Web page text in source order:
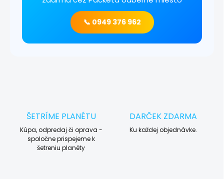
📞 0949 376 962
ŠETRÍME PLANÉTU
Kúpa, odpredaj či oprava -
spoločne prispejeme k
šetreniu planéty
DARČEK ZDARMA
Ku každej objednávke.